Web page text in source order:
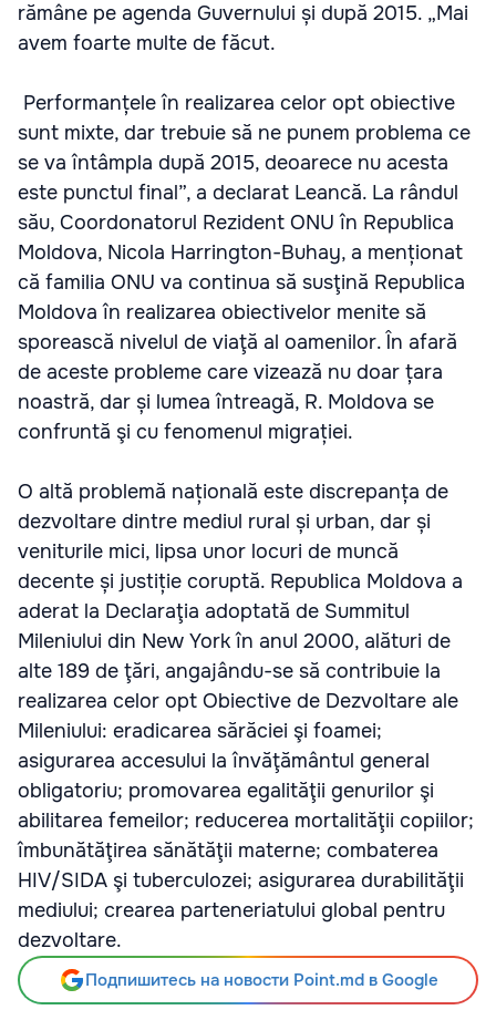
rămâne pe agenda Guvernului și după 2015. „Mai
avem foarte multe de făcut.
Performanțele în realizarea celor opt obiective
sunt mixte, dar trebuie să ne punem problema ce
se va întâmpla după 2015, deoarece nu acesta
este punctul final”, a declarat Leancă. La rândul
său, Coordonatorul Rezident ONU în Republica
Moldova, Nicola Harrington-Buhay, a menționat
că familia ONU va continua să susţină Republica
Moldova în realizarea obiectivelor menite să
sporească nivelul de viaţă al oamenilor. În afară
de aceste probleme care vizează nu doar țara
noastră, dar și lumea întreagă, R. Moldova se
confruntă şi cu fenomenul migrației.
O altă problemă națională este discrepanța de
dezvoltare dintre mediul rural și urban, dar și
veniturile mici, lipsa unor locuri de muncă
decente și justiție coruptă. Republica Moldova a
aderat la Declaraţia adoptată de Summitul
Mileniului din New York în anul 2000, alături de
alte 189 de ţări, angajându-se să contribuie la
realizarea celor opt Obiective de Dezvoltare ale
Mileniului: eradicarea sărăciei şi foamei;
asigurarea accesului la învăţământul general
obligatoriu; promovarea egalităţii genurilor şi
abilitarea femeilor; reducerea mortalităţii copiilor;
îmbunătăţirea sănătăţii materne; combaterea
HIV/SIDA şi tuberculozei; asigurarea durabilităţii
mediului; crearea parteneriatului global pentru
dezvoltare.
Подпишитесь на новости Point.md в Google